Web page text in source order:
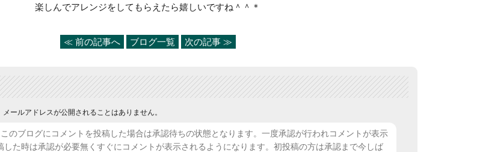
楽しんでアレンジをしてもらえたら嬉しいですね＾＾＊
≪ 前の記事へ ブログ一覧 次の記事 ≫
ールアドレスが公開されることはありません。